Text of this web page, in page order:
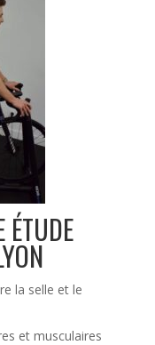
ÉTUDE
la selle et le
et musculaires